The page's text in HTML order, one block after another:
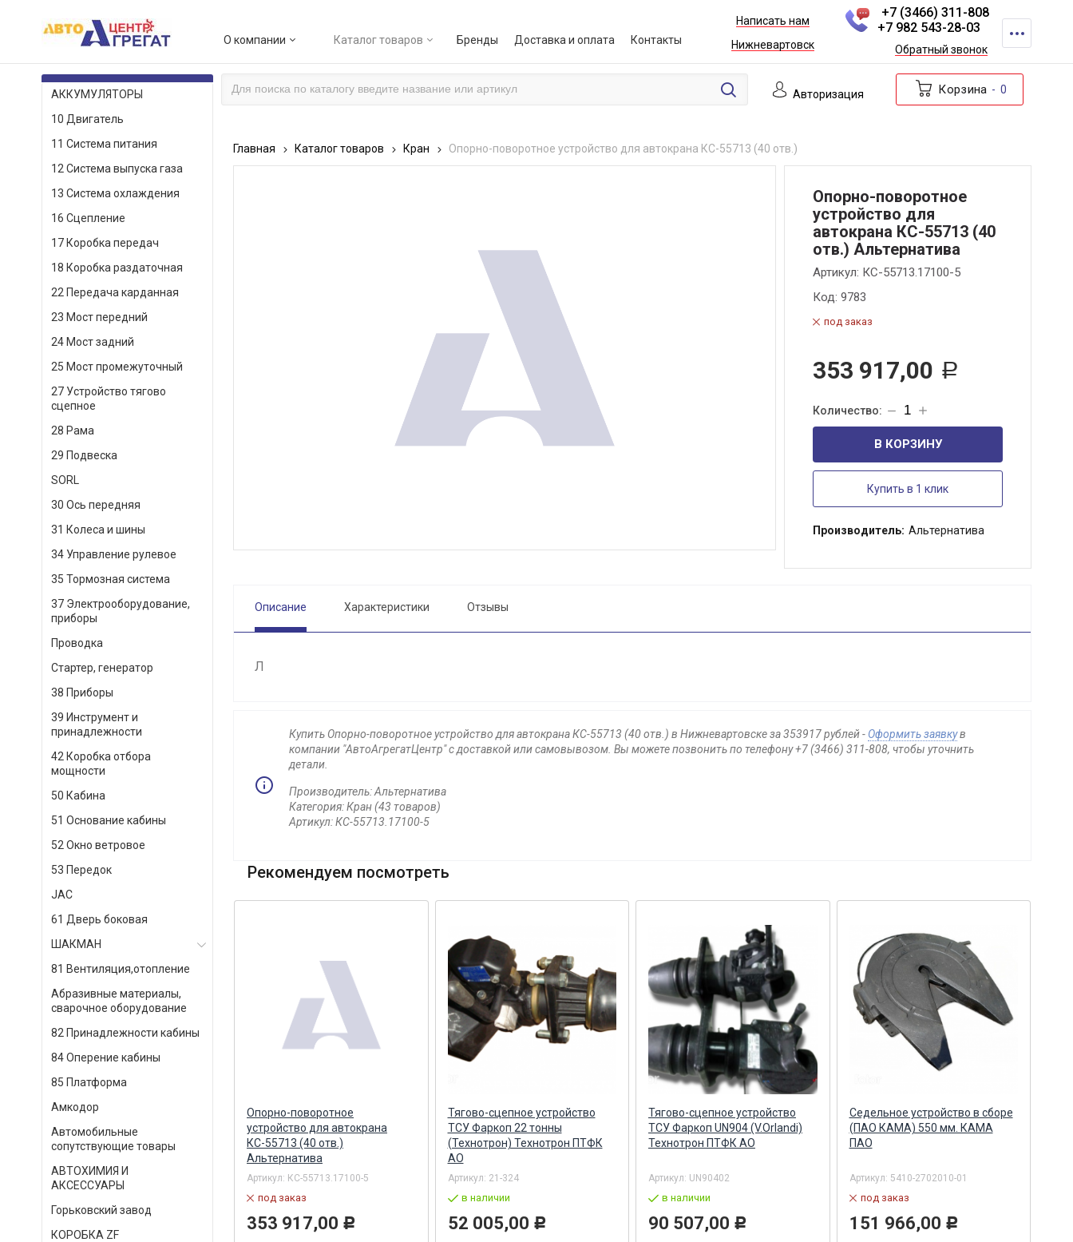
О компании Каталог товаров Бренды Доставка и оплата Контакты
Написать нам
Нижневартовск
+7 (3466) 311-808
+7 982 543-28-03
Обратный звонок
КАТАЛОГ ТОВАРОВ Авторизация Корзина 0
АККУМУЛЯТОРЫ
10 Двигатель
11 Система питания
12 Система выпуска газа
13 Система охлаждения
16 Сцепление
17 Коробка передач
18 Коробка раздаточная
22 Передача карданная
23 Мост передний
24 Мост задний
25 Мост промежуточный
27 Устройство тягово
сцепное
28 Рама
29 Подвеска
SORL
30 Ось передняя
31 Колеса и шины
34 Управление рулевое
35 Тормозная система
37 Электрооборудование,
приборы
Проводка
Стартер, генератор
38 Приборы
39 Инструмент и
принадлежности
42 Коробка отбора
мощности
50 Кабина
51 Основание кабины
52 Окно ветровое
53 Передок
JAC
61 Дверь боковая
ШАКМАН
81 Вентиляция,отопление
Абразивные материалы,
сварочное оборудование
82 Принадлежности кабины
84 Оперение кабины
85 Платформа
Амкодор
Автомобильные
сопутствующие товары
АВТОХИМИЯ И
АКСЕССУАРЫ
Горьковский завод
КОРОБКА ZF
Главная Каталог товаров Кран Опорно-поворотное устройство для автокрана КС-55713 (40 отв.)
Опорно-поворотное
устройство для
автокрана КС-55713 (40
отв.) Альтернатива
Артикул: КС-55713.17100-5
Код: 9783
под заказ
353 917,00 Р
В КОРЗИНУ
Купить в 1 клик
Производитель: Альтернатива
Описание Характеристики Отзывы
Л
Купить Опорно-поворотное устройство для автокрана КС-55713 (40 отв.) в Нижневартовске за 353917 рублей - Оформить заявкув
компании "АвтоАгрегатЦентр" с доставкой или самовывозом. Вы можете позвонить по телефону +7 (3466) 311-808, чтобы уточнить
детали.
Производитель: Альтернатива
Категория: Кран (43 товаров)
Артикул: КС-55713.17100-5
Рекомендуем посмотреть
Зарядное устройство 2 USB
3,6А 12/24v UC-323 (AVS)
118907h AVS
Артикул:A78021S
333,00
Опорно-поворотное
устройство для автокрана
КС-55713 (40 отв.)
Альтернатива
Артикул: КС-55713.17100-5
под заказ
353 917,00 Р
Тягово-сцепное устройство
ТСУ Фаркоп 22 тонны
(Технотрон) Технотрон ПТФК
АО
Артикул: 21-324
в наличии
52 005,00 Р
Тягово-сцепное устройство
ТСУ Фаркоп UN904 (V.Orlandi)
Технотрон ПТФК АО
Артикул: UN90402
в наличии
90 507,00 Р
Седельное устройство в сборе
(ПАО КАМА) 550 мм. КАМА
ПАО
Артикул: 5410-2702010-01
под заказ
151 966,00 Р